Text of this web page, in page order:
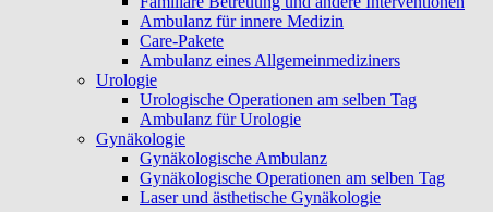
Ambulanz für innere Medizin
Care-Pakete
Ambulanz eines Allgemeinmediziners
Urologie
Urologische Operationen am selben Tag
Ambulanz für Urologie
Gynäkologie
Gynäkologische Ambulanz
Gynäkologische Operationen am selben Tag
Laser und ästhetische Gynäkologie